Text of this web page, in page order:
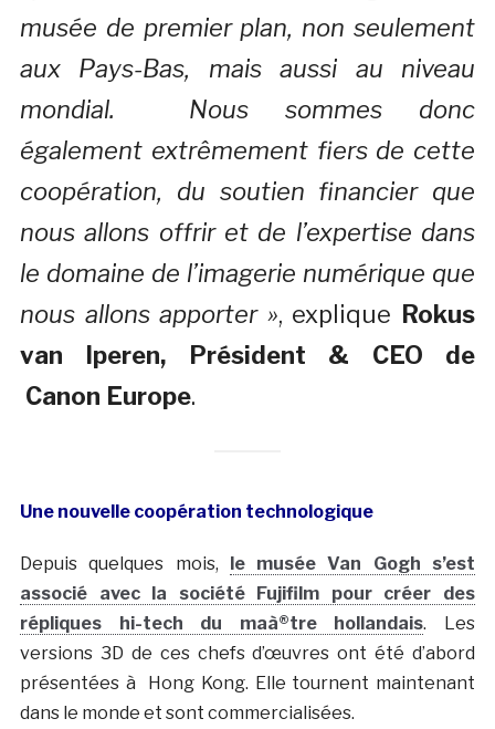
musée de premier plan, non seulement
aux Pays-Bas, mais aussi au niveau
mondial. Nous sommes donc
également extrêmement fiers de cette
coopération, du soutien financier que
nous allons offrir et de l’expertise dans
le domaine de l’imagerie numérique que
nous allons apporter », explique Rokus
van Iperen, Président & CEO de
Canon Europe.
Une nouvelle coopération technologique
Depuis quelques mois, le musée Van Gogh s’est
associé avec la société Fujifilm pour créer des
répliques hi-tech du maà®tre hollandais. Les
versions 3D de ces chefs d’œuvres ont été d’abord
présentées à Hong Kong. Elle tournent maintenant
dans le monde et sont commercialisées.